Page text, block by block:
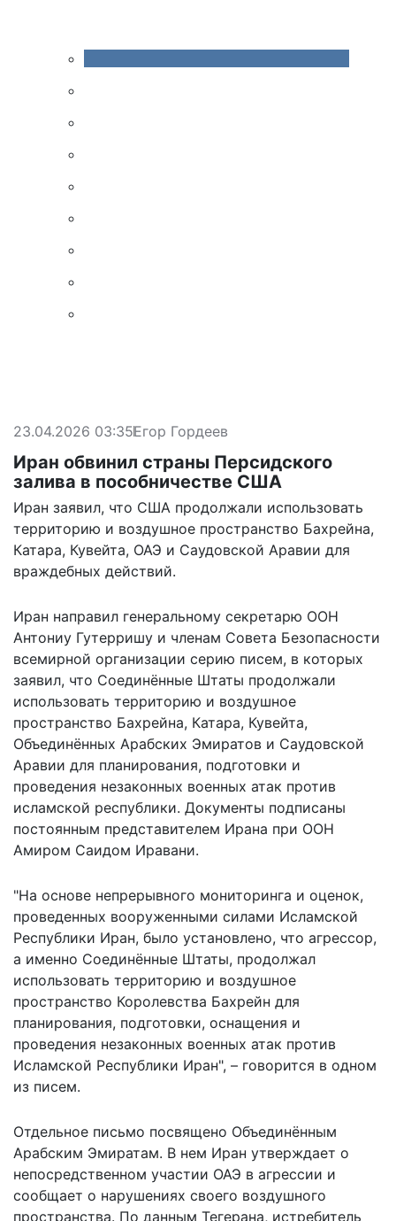
23.04.2026 03:35Егор Гордеев
Иран обвинил страны Персидского
залива в пособничестве США
Иран заявил, что США продолжали использовать
территорию и воздушное пространство Бахрейна,
Катара, Кувейта, ОАЭ и Саудовской Аравии для
враждебных действий.
Иран направил генеральному секретарю ООН
Антониу Гутерришу и членам Совета Безопасности
всемирной организации серию писем, в которых
заявил, что Соединённые Штаты продолжали
использовать территорию и воздушное
пространство Бахрейна, Катара, Кувейта,
Объединённых Арабских Эмиратов и Саудовской
Аравии для планирования, подготовки и
проведения незаконных военных атак против
исламской республики. Документы подписаны
постоянным представителем Ирана при ООН
Амиром Саидом Иравани.
"На основе непрерывного мониторинга и оценок,
проведенных вооруженными силами Исламской
Республики Иран, было установлено, что агрессор,
а именно Соединённые Штаты, продолжал
использовать территорию и воздушное
пространство Королевства Бахрейн для
планирования, подготовки, оснащения и
проведения незаконных военных атак против
Исламской Республики Иран", – говорится в одном
из писем.
Отдельное письмо посвящено Объединённым
Арабским Эмиратам. В нем Иран утверждает о
непосредственном участии ОАЭ в агрессии и
сообщает о нарушениях своего воздушного
пространства. По данным Тегерана, истребитель